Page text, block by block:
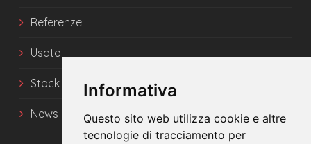
Informativa
Questo sito web utilizza cookie e altre
tecnologie di tracciamento per
Referenze
Usato
Stock
News